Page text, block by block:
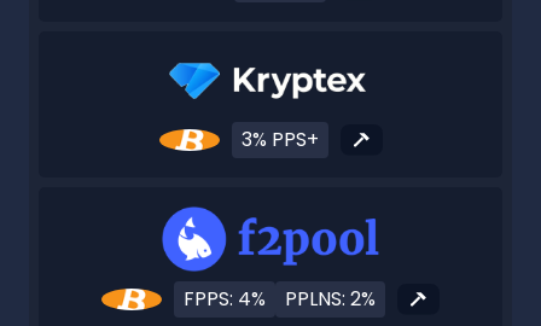
3% PPS+
FPPS: 4% PPLNS: 2%